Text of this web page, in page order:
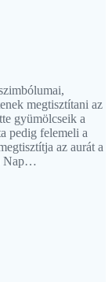
megtisztítani az
gyümölcseik a
pedig felemeli a
az aurát a
Nap…